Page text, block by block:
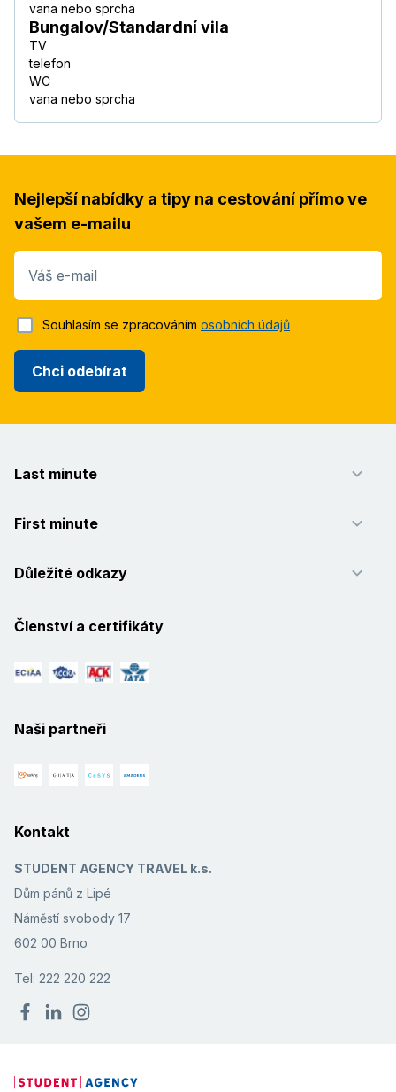
vana nebo sprcha
Bungalov/Standardní vila
TV
telefon
WC
vana nebo sprcha
Nejlepší nabídky a tipy na cestování přímo ve
vašem e-mailu
Váš e-mail
Chci odebírat
Souhlasím se zpracováním osobních údajů
Last minute
First minute
Důležité odkazy
Členství a certifikáty
Naši partneři
Kontakt
STUDENT AGENCY TRAVEL k.s.
Dům pánů z Lipé
Náměstí svobody 17
602 00 Brno
Tel: 222 220 222